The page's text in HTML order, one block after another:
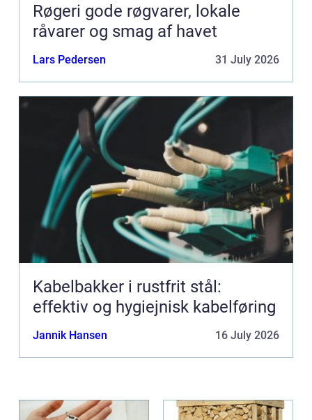
Røgeri gode røgvarer, lokale
råvarer og smag af havet
Lars Pedersen 31 July 2026
Kabelbakker i rustfrit stål:
effektiv og hygiejnisk kabelføring
Jannik Hansen 16 July 2026